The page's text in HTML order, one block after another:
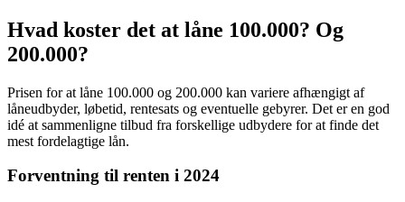
Hvad koster det at låne 100.000? Og
200.000?
Prisen for at låne 100.000 og 200.000 kan variere afhængigt af
låneudbyder, løbetid, rentesats og eventuelle gebyrer. Det er en god
idé at sammenligne tilbud fra forskellige udbydere for at finde det
mest fordelagtige lån.
Forventning til renten i 2024